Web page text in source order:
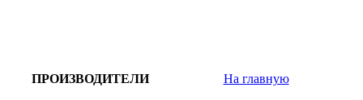
ПРОИЗВОДИТЕЛИ На главную